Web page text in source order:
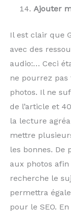
Ajouter
Il est clair que
avec des
audio:… Ceci
ne pourrez pas
photos. Il ne
de l’article et
la lecture
mettre
les bonnes. De
aux photos
recherche le
permettra
pour le SEO.